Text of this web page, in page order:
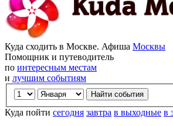
Куда сходить в Москве. Афиша Москвы
Помощник и путеводитель
по интересным местам
и лучшим событиям
Куда пойти сегодня завтра в выходные в